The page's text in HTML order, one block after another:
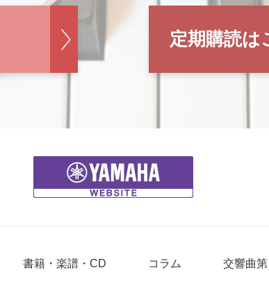
定期購読は
書籍・楽譜・CD コラム 交響曲第